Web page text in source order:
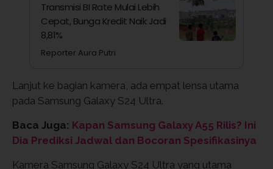
Transmisi BI Rate Mulai Lebih
Cepat, Bunga Kredit Naik Jadi
8,81%
Reporter Aura Putri
Lanjut ke bagian kamera, ada empat lensa utama
pada Samsung Galaxy S24 Ultra.
Baca Juga: Kapan Samsung Galaxy A55 Rilis? Ini
Dia Prediksi Jadwal dan Bocoran Spesifikasinya
Kamera Samsung Galaxy S24 Ultra yang utama